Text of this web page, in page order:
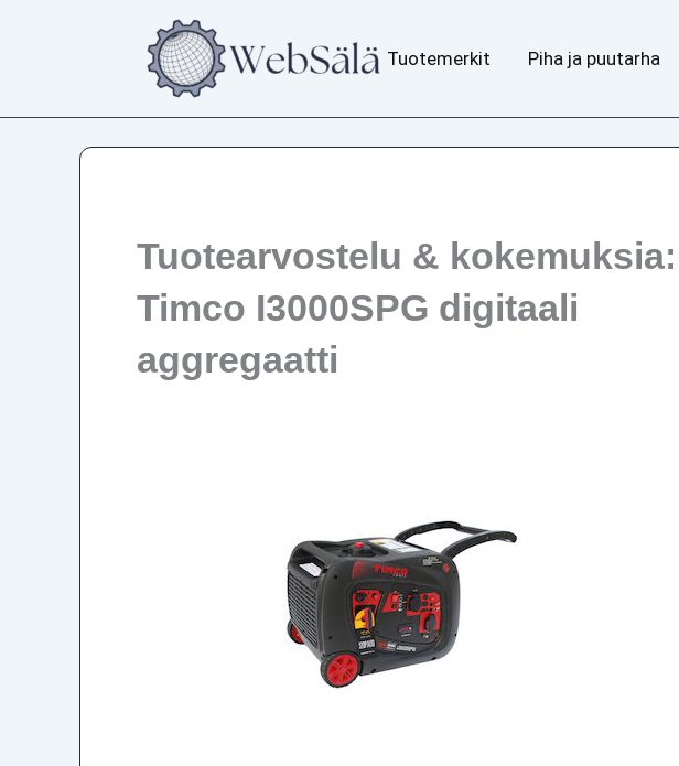
Tuotemerkit Piha ja puutarha
Tuotearvostelu & kokemuksia:
Timco I3000SPG digitaali
aggregaatti